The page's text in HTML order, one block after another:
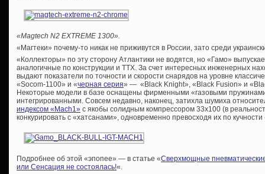
«Magtech N2 EXTREME 1300».
«Магтеки» почему-то никак не приживутся в России, зато среди
«Коллекторы» по эту сторону Атлантики не водятся, но «Гамо»
аналогичные по конструкции и ТТХ. За счет интересных инженерных
выдают показатели по точности и скорости снарядов на уровне
«Socom-1100» и «черная серия» — «Black Knight», «Black Fusion» и
Некоторые модели в базе оснащены фирменными «газовыми
интегрированными. Совсем недавно, наконец, затихла шумиха
индексом «Mach1» с якобы солидным компрессором 33х100 (в
конкурировать с «хатсанами», одновременно превосходя их по кучности
Подробнее об этой «эпопее» — в статье «Сверхмощные
или Сенсация не состоялась!«.